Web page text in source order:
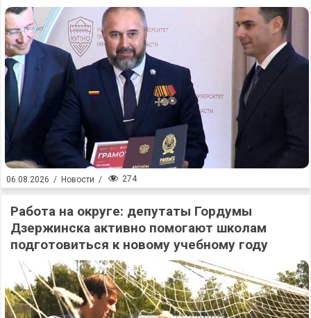
06.08.2026 / Новости / 274
Работа на округе: депутаты Гордумы
Дзержинска активно помогают школам
подготовиться к новому учебному году